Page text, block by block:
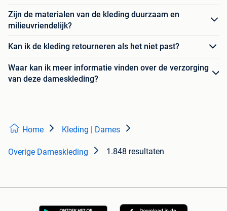
Zijn de materialen van de kleding duurzaam en
milieuvriendelijk?
Kan ik de kleding retourneren als het niet past?
Waar kan ik meer informatie vinden over de verzorging
van deze dameskleding?
Home Kleding | Dames
Overige Dameskleding 1.848 resultaten